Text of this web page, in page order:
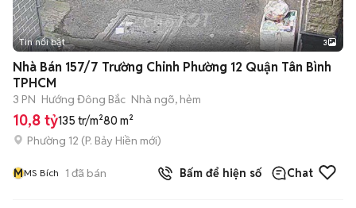
Tin nổi bật 3
Nhà Bán 157/7 Trường Chinh Phường 12 Quận Tân Bình
TPHCM
3 PN Hướng Đông Bắc Nhà ngõ, hẻm
10,8 tỷ135 tr/m²80 m²
Phường 12 (P. Bảy Hiền mới)
MMS Bích 1 đã bán Bấm để hiện số Chat